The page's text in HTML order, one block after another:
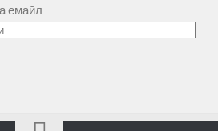
емайл